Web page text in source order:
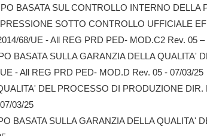
BASATA SUL CONTROLLO INTERNO DELLA
SOTTO CONTROLLO UFFICIALE
68/UE - All REG PRD PED- MOD.C2 Rev. 05 –
BASATA SULLA GARANZIA DELLA QUALITA'
- All REG PRD PED- MOD.D Rev. 05 - 07/03/25
DEL PROCESSO DI PRODUZIONE DIR.
03/25
BASATA SULLA GARANZIA DELLA QUALITA'